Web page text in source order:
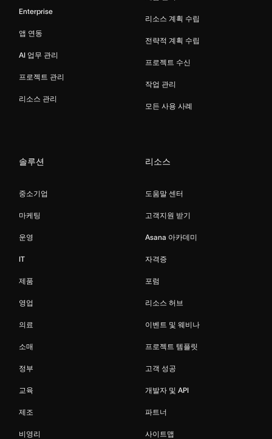
Enterprise
앱 연동
AI 업무 관리
프로젝트 관리
리소스 관리
리소스 계획 수립
전략적 계획 수립
프로젝트 수신
작업 관리
모든 사용 사례
솔루션
중소기업
마케팅
운영
IT
제품
영업
의료
소매
정부
교육
제조
비영리
리소스
도움말 센터
고객지원 받기
Asana 아카데미
자격증
포럼
리소스 허브
이벤트 및 웨비나
프로젝트 템플릿
고객 성공
개발자 및 API
파트너
사이트맵